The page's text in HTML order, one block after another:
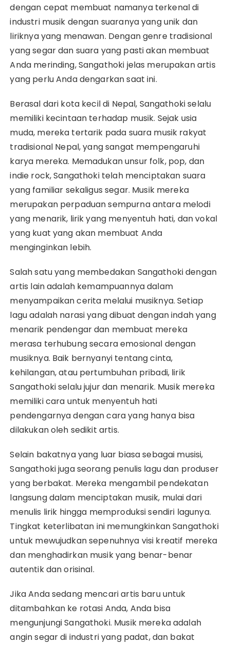
dengan cepat membuat namanya terkenal di
industri musik dengan suaranya yang unik dan
liriknya yang menawan. Dengan genre tradisional
yang segar dan suara yang pasti akan membuat
Anda merinding, Sangathoki jelas merupakan artis
yang perlu Anda dengarkan saat ini.
Berasal dari kota kecil di Nepal, Sangathoki selalu
memiliki kecintaan terhadap musik. Sejak usia
muda, mereka tertarik pada suara musik rakyat
tradisional Nepal, yang sangat mempengaruhi
karya mereka. Memadukan unsur folk, pop, dan
indie rock, Sangathoki telah menciptakan suara
yang familiar sekaligus segar. Musik mereka
merupakan perpaduan sempurna antara melodi
yang menarik, lirik yang menyentuh hati, dan vokal
yang kuat yang akan membuat Anda
menginginkan lebih.
Salah satu yang membedakan Sangathoki dengan
artis lain adalah kemampuannya dalam
menyampaikan cerita melalui musiknya. Setiap
lagu adalah narasi yang dibuat dengan indah yang
menarik pendengar dan membuat mereka
merasa terhubung secara emosional dengan
musiknya. Baik bernyanyi tentang cinta,
kehilangan, atau pertumbuhan pribadi, lirik
Sangathoki selalu jujur ​​dan menarik. Musik mereka
memiliki cara untuk menyentuh hati
pendengarnya dengan cara yang hanya bisa
dilakukan oleh sedikit artis.
Selain bakatnya yang luar biasa sebagai musisi,
Sangathoki juga seorang penulis lagu dan produser
yang berbakat. Mereka mengambil pendekatan
langsung dalam menciptakan musik, mulai dari
menulis lirik hingga memproduksi sendiri lagunya.
Tingkat keterlibatan ini memungkinkan Sangathoki
untuk mewujudkan sepenuhnya visi kreatif mereka
dan menghadirkan musik yang benar-benar
autentik dan orisinal.
Jika Anda sedang mencari artis baru untuk
ditambahkan ke rotasi Anda, Anda bisa
mengunjungi Sangathoki. Musik mereka adalah
angin segar di industri yang padat, dan bakat